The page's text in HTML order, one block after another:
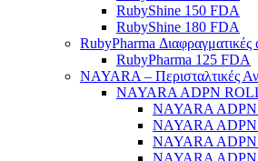
RubyShine 150 FDA
RubyShine 180 FDA
RubyPharma Διαφραγματικές
RubyPharma 125 FDA
NAYARA – Περισταλτικές
NAYARA ADPN
NAYARA ADPN
NAYARA
NAYARA
NAYARA